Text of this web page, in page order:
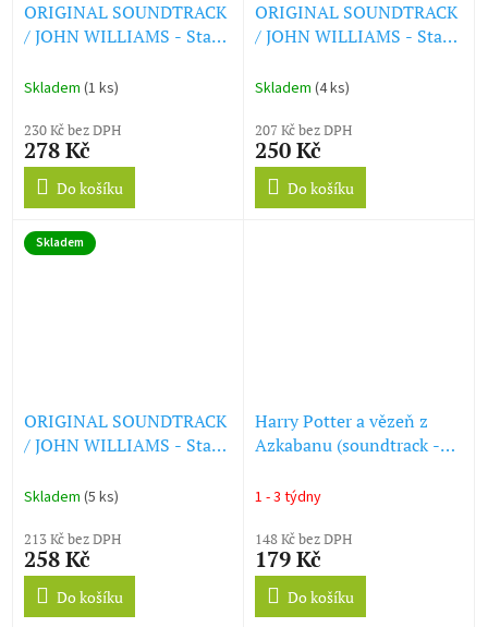
ORIGINAL SOUNDTRACK
/ JOHN WILLIAMS - Star
Of The Jedi (CD)
Skladem (1 ks)
230 Kč bez DPH
278 Kč
Do košíku
ORIGINAL SOUNDTRACK
/ JOHN WILLIAMS - Star
Phantom Menace (CD)
Skladem (4 ks)
207 Kč bez DPH
250 Kč
Do košíku
Skladem
ORIGINAL SOUNDTRACK
/ JOHN WILLIAMS - Star
Revenge Of The Sith (CD)
Skladem (5 ks)
213 Kč bez DPH
258 Kč
Do košíku
Harry Potter a vězeň z
Azkabanu (soundtrack -
Prisoner Of Azkaban
1 - 3 týdny
148 Kč bez DPH
179 Kč
Do košíku